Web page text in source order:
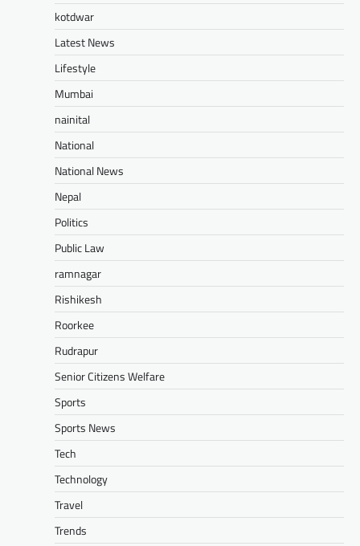
kotdwar
Latest News
Lifestyle
Mumbai
nainital
National
National News
Nepal
Politics
Public Law
ramnagar
Rishikesh
Roorkee
Rudrapur
Senior Citizens Welfare
Sports
Sports News
Tech
Technology
Travel
Trends